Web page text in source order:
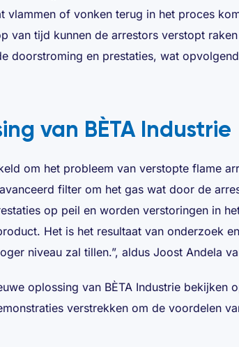
vlammen of vonken terug in het proces
van tijd kunnen de arrestors verstopt
doorstroming en prestaties, wat
van BÈTA Industrie
om het probleem van verstopte flame
filter om het gas wat door de
op peil en worden verstoringen in
Het is het resultaat van onderzoek
niveau zal tillen.”, aldus Joost Andela
oplossing van BÈTA Industrie bekijken
verstrekken om de voordelen